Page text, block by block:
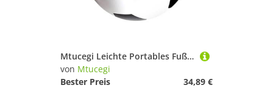
Mtucegi Leichte Portables Fußball Großer Aufblasbarer Strandball Outdoor Wasser Spielen Für Beach Parties School Event Großes Farbenfrohe Poolspielzeug
von Mtucegi
Bester Preis
34,89 €